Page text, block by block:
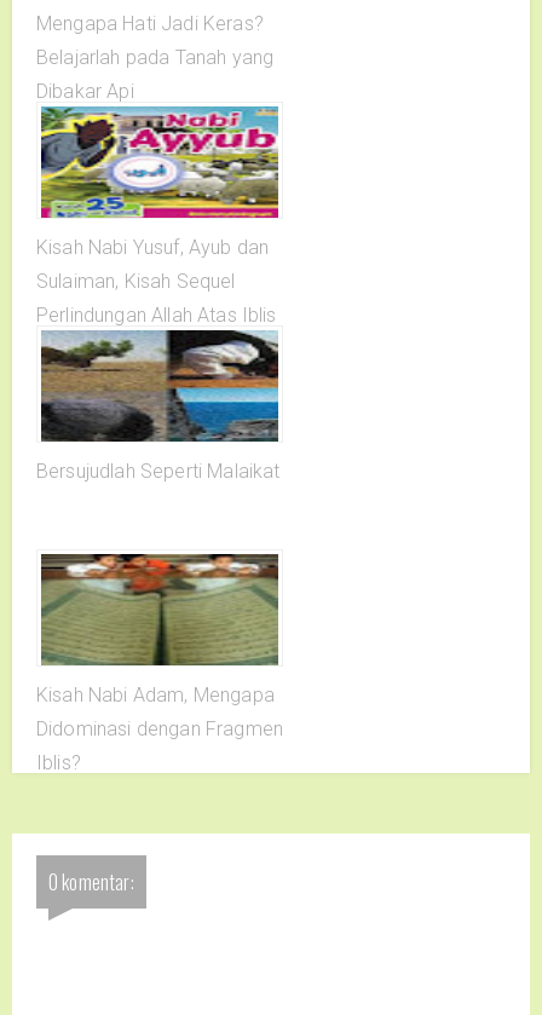
Mengapa Hati Jadi Keras?
Belajarlah pada Tanah yang
Dibakar Api
Kisah Nabi Yusuf, Ayub dan
Sulaiman, Kisah Sequel
Perlindungan Allah Atas Iblis
di Kisah Nabi Adam
Bersujudlah Seperti Malaikat
Kisah Nabi Adam, Mengapa
Didominasi dengan Fragmen
Iblis?
0 komentar: